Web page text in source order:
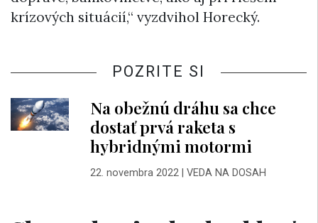
krízových situácií,“ vyzdvihol Horecký.
POZRITE SI
Na obežnú dráhu sa chce
dostať prvá raketa s
hybridnými motormi
22. novembra 2022| VEDA NA DOSAH